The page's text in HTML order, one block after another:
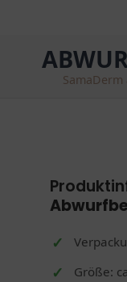
Größe: